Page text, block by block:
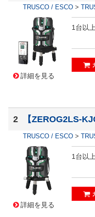
TRUSCO / ESCO >
詳細を見る
1台以上
2 【ZEROG2LS-
TRUSCO / ESCO >
詳細を見る
1台以上